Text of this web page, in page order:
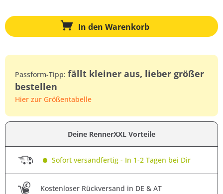
In den Warenkorb
Passform-Tipp: fällt kleiner aus, lieber größer
bestellen
Hier zur Größentabelle
Deine RennerXXL Vorteile
Sofort versandfertig - In 1-2 Tagen bei Dir
Kostenloser Rückversand in DE & AT